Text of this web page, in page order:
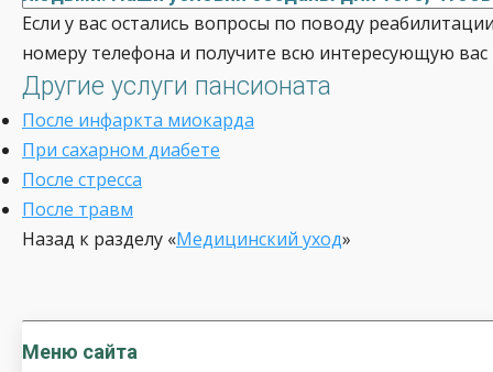
Если у вас остались вопросы по поводу
номеру телефона и получите всю интересующую
Другие услуги пансионата
После инфаркта миокарда
При сахарном диабете
После стресса
После травм
Назад к разделу «Медицинский уход»
Меню сайта